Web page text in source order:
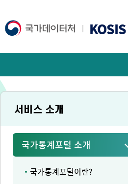
KOSIS
서비스 소개
국가통계포털 소개
국가통계포털이란?